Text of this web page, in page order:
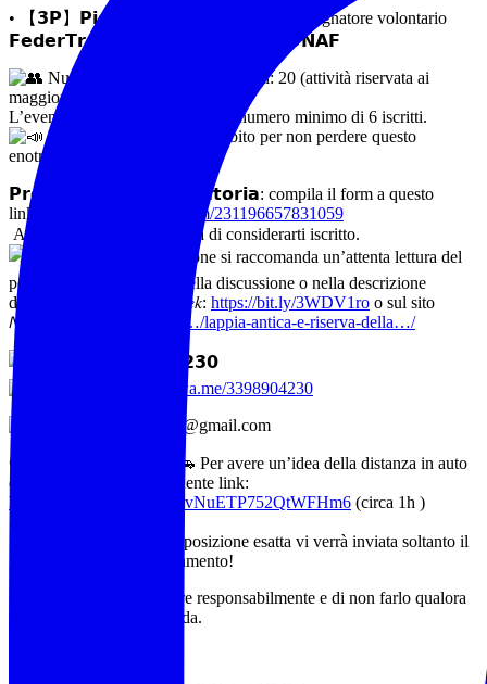
• 【𝟯𝗣】𝗣𝗶𝗲𝘁𝗿𝗼 𝗣𝗮𝗼𝗹𝗼 𝗣𝗮𝗿𝗶𝘀, accompagnatore volontario
𝗙𝗲𝗱𝗲𝗿𝗧𝗿𝗲𝗸 e assaggiatore 𝗢𝗡𝗔𝗩 e 𝗢𝗡𝗔𝗙
Numero massimo di partecipanti: 20 (attività riservata ai
maggiorenni).
L’evento sarà confermato con un numero minimo di 6 iscritti.
Posti limitati — prenota subito per non perdere questo
enotrekking!
𝗣𝗿𝗲𝗻𝗼𝘁𝗮𝘇𝗶𝗼𝗻𝗲 𝗼𝗯𝗯𝗹𝗶𝗴𝗮𝘁𝗼𝗿𝗶𝗮: compila il form a questo
link:
https://form.jotform.com/231196657831059
Attendi 𝗰𝗼𝗻𝗳𝗲𝗿𝗺𝗮 prima di considerarti iscritto.
Prima della prenotazione si raccomanda un’attenta lettura del
post “Informazioni utili” nella discussione o nella descrizione
dell’uscita sul sito 𝐹𝑒𝑑𝑒𝑟𝑡𝑟𝑒𝑘: https://bit.ly/3WDV1ro o sul sito
𝘕𝘰𝘪𝘵𝘳𝘦𝘬:
https://noitrek.it/…/lappia-antica-e-riserva-della…/
𝗜𝗻𝗳𝗼: 𝟯𝟯𝟵 𝟴𝟵𝟬𝟰𝟮𝟯𝟬
https://wa.me/3398904230
Email: 3Pwinetours@gmail.com
𝗖𝗢𝗠𝗘 𝗔𝗥𝗥𝗜𝗩𝗔𝗥𝗘: 🚗 Per avere un’idea della distanza in auto
da Roma utilizzare il seguente link:
https://maps.app.goo.gl/UvNuETP752QtWFHm6 (circa 1h )
La posizione esatta vi verrà inviata soltanto il
giorno prima dell’appuntamento!
Ricordatevi sempre di bere responsabilmente e di non farlo qualora
dobbiate mettervi alla guida.